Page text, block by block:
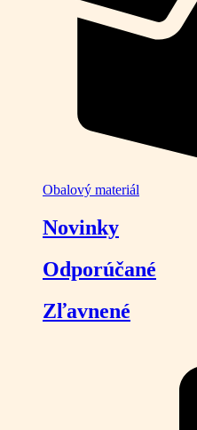
Obalový materiál
Novinky
Odporúčané
Zľavnené